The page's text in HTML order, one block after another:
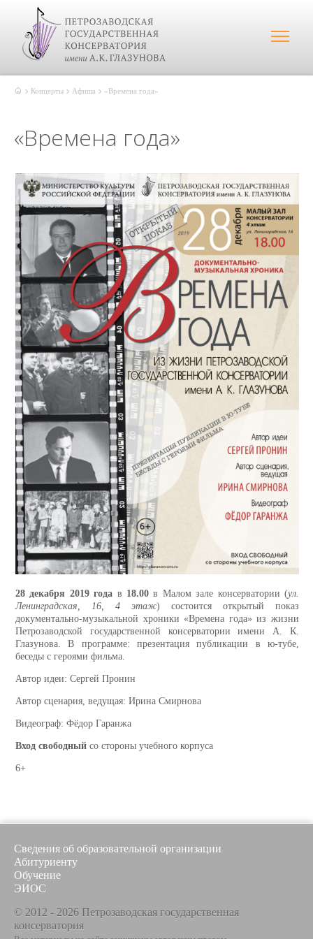
Концерты Афиша «Времена года»
«Времена года»
28 декабря 2019 года в 18.00 в Малом зале консерватории (ул.
Ленинградская, 16, 4 этаж) состоится открытый показ
документально-музыкальной хроники «Времена года» из жизни
Петрозаводской государственной консерватории имени А. К.
Глазунова. В программе: презентация публикации в ю-тубе,
беседы с героями фильма.
Автор идеи: Сергей Пронин
Автор сценария, ведущая: Ирина Смирнова
Видеограф: Фёдор Гаранжа
Вход свободный со стороны учебного корпуса
6+
Сведения об образовательной организации
Абитуриенту
Обучение
ЭИОС
© 2012 - 2026 Петрозаводская государственная
консерватория